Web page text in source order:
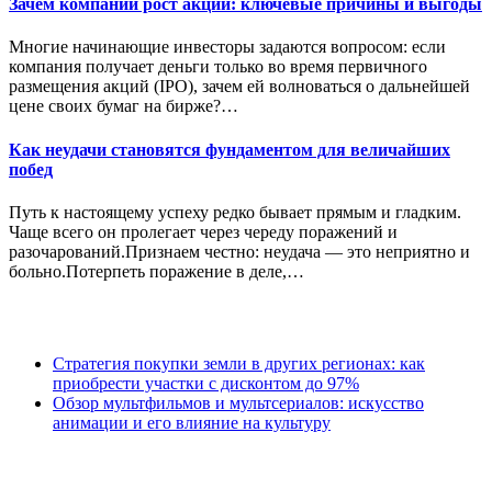
Зачем компании рост акций: ключевые причины и выгоды
Многие начинающие инвесторы задаются вопросом: если
компания получает деньги только во время первичного
размещения акций (IPO), зачем ей волноваться о дальнейшей
цене своих бумаг на бирже?…
Как неудачи становятся фундаментом для величайших
побед
Путь к настоящему успеху редко бывает прямым и гладким.
Чаще всего он пролегает через череду поражений и
разочарований.Признаем честно: неудача — это неприятно и
больно.Потерпеть поражение в деле,…
Стратегия покупки земли в других регионах: как
приобрести участки с дисконтом до 97%
Обзор мультфильмов и мультсериалов: искусство
анимации и его влияние на культуру